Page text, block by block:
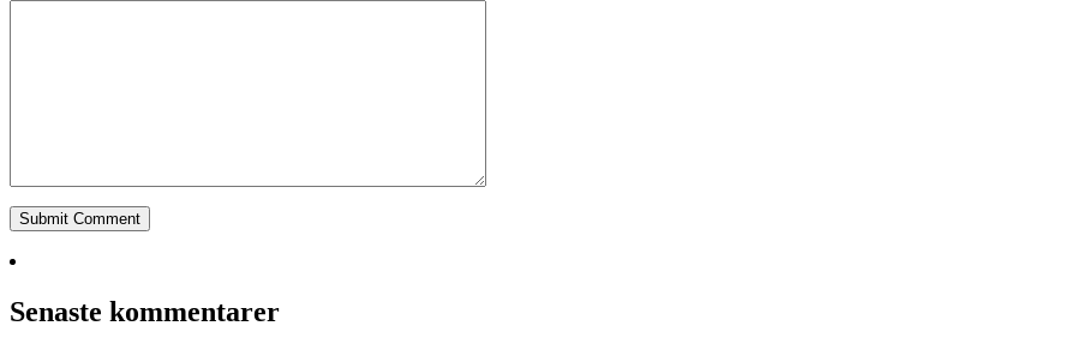
Senaste kommentarer